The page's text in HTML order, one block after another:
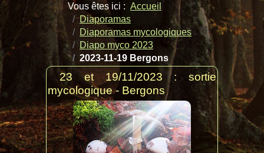
Vous êtes ici : Accueil
Diaporamas
Diaporamas mycologiques
Diapo myco 2023
2023-11-19 Bergons
23 et 19/11/2023 : sortie
mycologique - Bergons